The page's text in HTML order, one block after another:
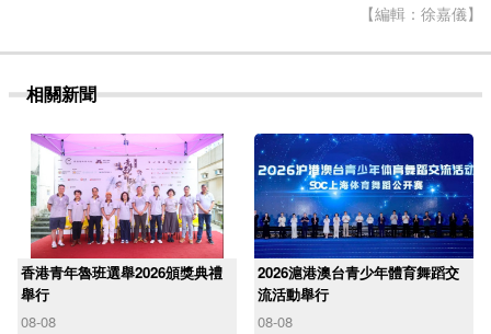
【編輯：徐嘉儀】
相關新聞
香港青年魯班選舉2026頒獎典禮
舉行
08-08
2026滬港澳台青少年體育舞蹈交
流活動舉行
08-08